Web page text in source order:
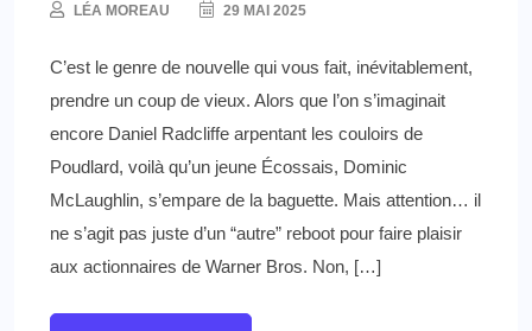
LÉA MOREAU 29 MAI 2025
C’est le genre de nouvelle qui vous fait, inévitablement,
prendre un coup de vieux. Alors que l’on s’imaginait
encore Daniel Radcliffe arpentant les couloirs de
Poudlard, voilà qu’un jeune Écossais, Dominic
McLaughlin, s’empare de la baguette. Mais attention… il
ne s’agit pas juste d’un “autre” reboot pour faire plaisir
aux actionnaires de Warner Bros. Non, […]